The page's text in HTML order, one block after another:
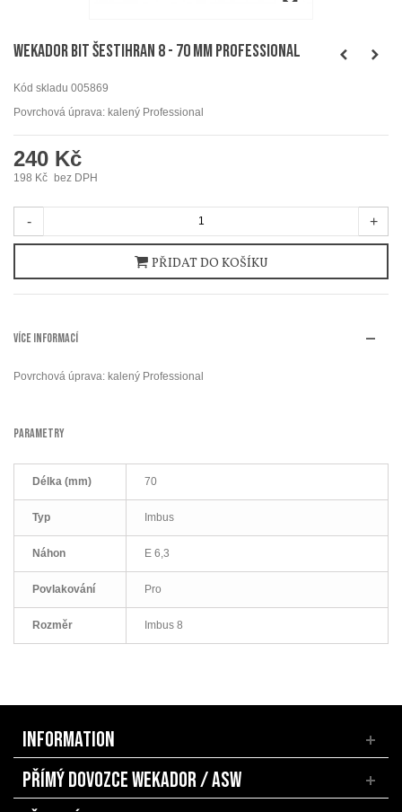
WEKADOR Bit šestihran 8 - 70 mm Professional
Kód skladu 005869
Povrchová úprava: kalený Professional
240 Kč
198 Kč bez DPH
- +
PŘIDAT DO KOŠÍKU
VÍCE INFORMACÍ
Povrchová úprava: kalený Professional
PARAMETRY
Délka (mm) 70
Typ Imbus
Náhon E 6,3
Povlakování Pro
Rozměr Imbus 8
INFORMATION
PŘÍMÝ DOVOZCE WEKADOR / ASW